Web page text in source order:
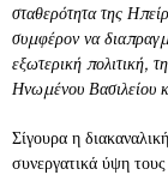
σταθερότητα της
συμφέρον να
εξωτερική πολιτική,
Ηνωμένου Βασιλείου
Σίγουρα η
συνεργατικά ύψη